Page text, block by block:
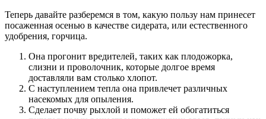
Теперь давайте разберемся в том, какую пользу нам принесет
посаженная осенью в качестве сидерата, или естественного
удобрения, горчица.
Она прогонит вредителей, таких как плодожорка,
слизни и проволочник, которые долгое время
доставляли вам столько хлопот.
С наступлением тепла она привлечет различных
насекомых для опыления.
Сделает почву рыхлой и поможет ей обогатиться